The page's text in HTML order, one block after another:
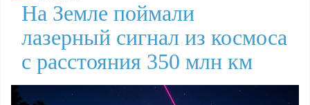
На Земле поймали
лазерный сигнал из космоса
с расстояния 350 млн км